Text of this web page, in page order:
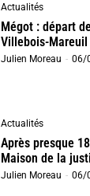
Actualités
Mégot : départ
Villebois-Mareuil
Julien Moreau - 06/
Actualités
Après presque
Maison de la
Julien Moreau - 06/